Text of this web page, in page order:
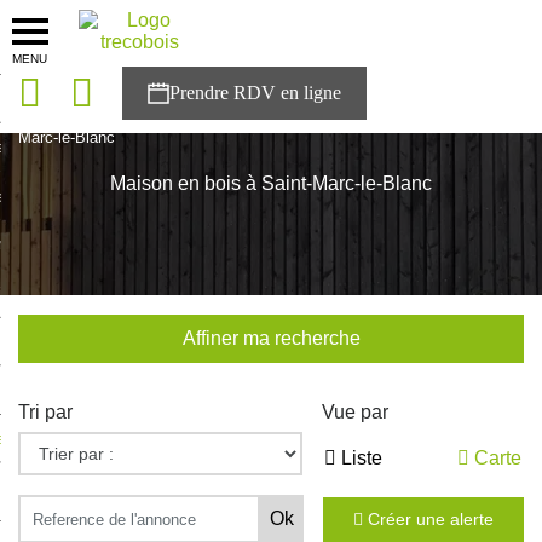
MENU
solutions
Trecobois
à NESTOR
Marc-le-Blanc
Maison en bois à Saint-Marc-le-Blanc
Affiner ma recherche
Tri par Vue par
Liste Carte
Créer une alerte